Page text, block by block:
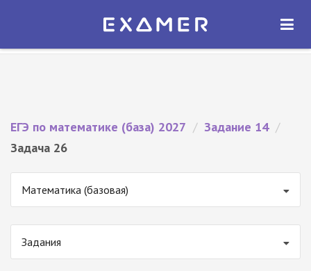
Экзамер — ЕГЭ 2027
ОТКРЫТЬ
ЕГЭ по математике (база) 2027 / Задание 14 /
Задача 26
Математика (базовая)
Задания